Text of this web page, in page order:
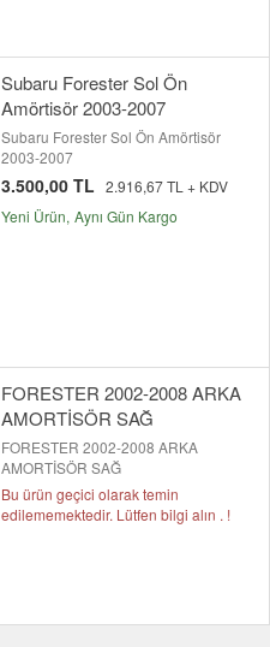
Subaru Forester Sol Ön
Amörtisör 2003-2007
Subaru Forester Sol Ön Amörtisör
2003-2007
3.500,00 TL 2.916,67 TL + KDV
Yeni Ürün Aynı Gün Kargo
FORESTER 2002-2008 ARKA
AMORTİSÖR SAĞ
FORESTER 2002-2008 ARKA
AMORTİSÖR SAĞ
Bu ürün geçici olarak temin
edilememektedir. Lütfen bilgi alın . !